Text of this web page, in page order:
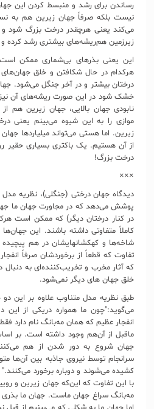
رساندن برای رشد و منبسط کردن این
نیست بلکه صرفاً جهان زیرین هم به
می‌کند یعنی هرچقدر درخت بزرگ شود
زیرزمین هم‌ریشه‌های بیشتری رشد کرده و
این یعنی بذرهای بی‌شماری ممکن
هرکدام در حال شکافتن و خلق
درختان بیشتر و در آخر جنگل می‌شود.
خشک شود در این صورت ریشه‌های آن
نابودی جهان بالایی، جهان زیرین
موازی را به این شیوه می‌بینم یعنی
زیرین. اما هستی می‌تواند میلیاردها
از آن هستیم. یک باکتری بسیاری
درخت بزرگ!
×××
دیدگاه جهان درختی (جنگلی)، نظریه
پوشش می‌دهد که در مجاورت جهان ما
در کنار درختان دیگر) که ممکن است
کاملاً متفاوتی داشته باشند. این
شاخه‌ها و کهکشانهایشان در هم پیچیده
تفاوت که قطعاً از برخوردشان صرفاً
که آثار مخرب و تخریب‌کننده‌ای به دنبال
خلق جهان های دیگر نمی‌شود.
طبق نظریه مدل متناوب علاوه بر این
می‌گوید:"چون ما همواره دریکی از
انفجار عظیم که همان مه‌بانگ نام دارد
ماقبل از آن‌هم وجود داشته است. بر
جهان شروع به دور شدن از هم
سرانجام توسط نیروی جاذبه بین آن‌ها
کشیده می‌شوند و دوباره برخورد
با این تفاوت که این‌که جهان زیرین و
مه‌بانگ سراغ جهان ماست. جهان ما بذری